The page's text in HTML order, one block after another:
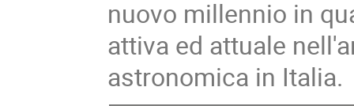
nuovo millennio in
attiva ed attuale
astronomica in Italia.